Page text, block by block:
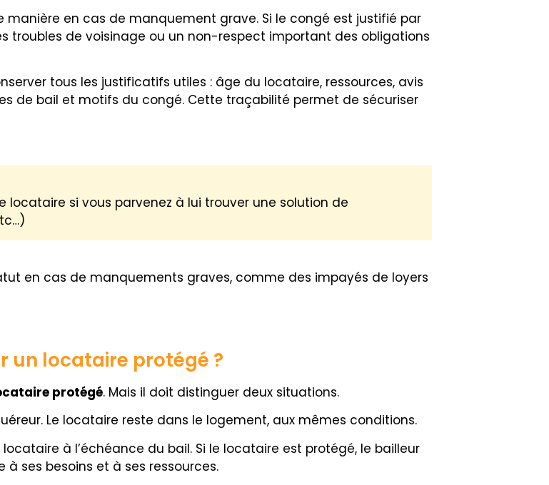
en cas de manquement grave. Si le congé est justifié par
troubles de voisinage ou un non-respect important des obligations
tous les justificatifs utiles : âge du locataire, ressources, avis
de bail et motifs du congé. Cette traçabilité permet de sécuriser
si vous parvenez à lui trouver une solution de
en cas de manquements graves, comme des impayés de loyers
un locataire protégé ?
protégé. Mais il doit distinguer deux situations.
Le locataire reste dans le logement, aux mêmes conditions.
à l’échéance du bail. Si le locataire est protégé, le bailleur
ses besoins et à ses ressources.